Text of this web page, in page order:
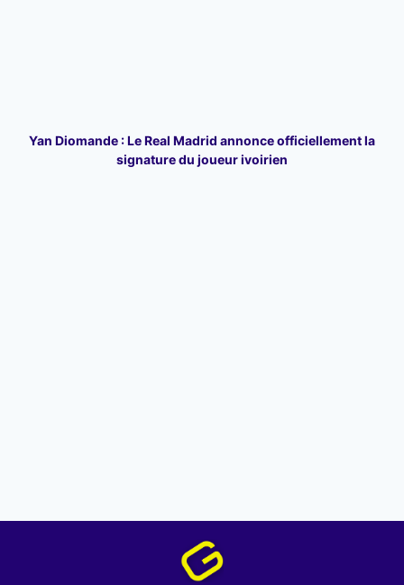
Yan Diomande : Le Real Madrid annonce officiellement la
signature du joueur ivoirien